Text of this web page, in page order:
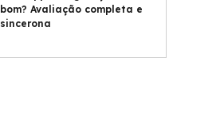
bom? Avaliação completa e
sincerona